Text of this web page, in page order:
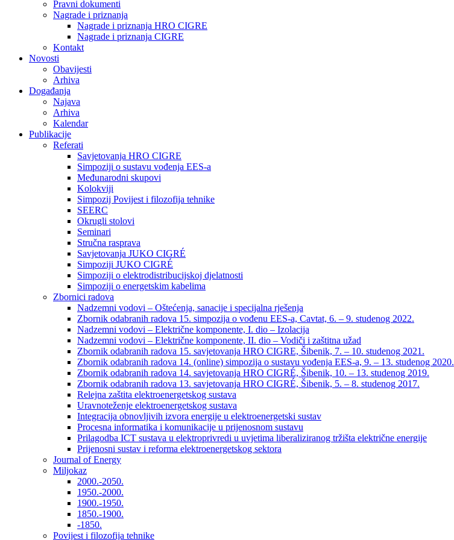
Pravni dokumenti
Nagrade i priznanja
Nagrade i priznanja HRO CIGRE
Nagrade i priznanja CIGRE
Kontakt
Novosti
Obavijesti
Arhiva
Događanja
Najava
Arhiva
Kalendar
Publikacije
Referati
Savjetovanja HRO CIGRE
Simpoziji o sustavu vođenja EES-a
Međunarodni skupovi
Kolokviji​
Simpozij Povijest i filozofija tehnike
SEERC
Okrugli stolovi
Seminari​
Stručna rasprava​
Savjetovanja JUKO CIGRÉ
Simpoziji JUKO CIGRÉ
Simpoziji o elektrodistribucijskoj djelatnosti
Simpoziji o energetskim kabelima
Zbornici radova
Nadzemni vodovi – Oštećenja, sanacije i specijalna rješenja
Zbornik odabranih radova 15. simpozija o vođenu EES-a, Cavtat, 6. – 9. studenog 2022.
Nadzemni vodovi – Električne komponente, I. dio – Izolacija
Nadzemni vodovi – Električne komponente, II. dio – Vodiči i zaštitna užad
Zbornik odabranih radova 15. savjetovanja HRO CIGRE, Šibenik, 7. – 10. studenog 2021.
Zbornik odabranih radova 14. (online) simpozija o sustavu vođenja EES-a, 9. – 13. studenog 2020.
Zbornik odabranih radova 14. savjetovanja HRO CIGRÉ, Šibenik, 10. – 13. studenog 2019.
Zbornik odabranih radova 13. savjetovanja HRO CIGRÉ, Šibenik, 5. – 8. studenog 2017.
Relejna zaštita elektroenergetskog sustava
Uravnoteženje elektroenergetskog sustava
Integracija obnovljivih izvora energije u elektroenergetski sustav
Procesna informatika i komunikacije u prijenosnom sustavu
Prilagodba ICT sustava u elektroprivredi u uvjetima liberaliziranog tržišta električne energije
Prijenosni sustav i reforma elektroenergetskog sektora
Journal of Energy
Miljokaz
2000.-2050.
1950.-2000.
1900.-1950.
1850.-1900.
-1850.
Povijest i filozofija tehnike